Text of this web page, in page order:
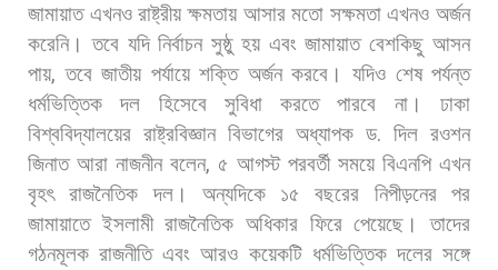
জামায়াত এখনও রাষ্ট্রীয় ক্ষমতায় আসার মতো সক্ষমতা এখনও অর্জন
করেনি। তবে যদি নির্বাচন সুষ্ঠু হয় এবং জামায়াত বেশকিছু আসন
পায়,তবে জাতীয় পর্যায়ে শক্তি অর্জন করবে। যদিও শেষ পর্যন্ত
ধর্মভিত্তিক
দল হিসেবে সুবিধা করতে পারবে না।
ঢাকা
বিশ্ববিদ্যালয়ের রাষ্ট্রবিজ্ঞান বিভাগের অধ্যাপক ড. দিল রওশন
জিনাত আরা নাজনীন বলেন, ৫ আগস্ট পরবর্তী সময়ে বিএনপি এখন
বৃহৎ
রাজনৈতিক দল। অন্যদিকে ১৫ বছরের নিপীড়নের
পর
জামায়াতে ইসলামী রাজনৈতিক অধিকার ফিরে পেয়েছে।
তাদের
গঠনমূলক রাজনীতি এবং আরও কয়েকটি ধর্মভিত্তিক দলের সঙ্গে